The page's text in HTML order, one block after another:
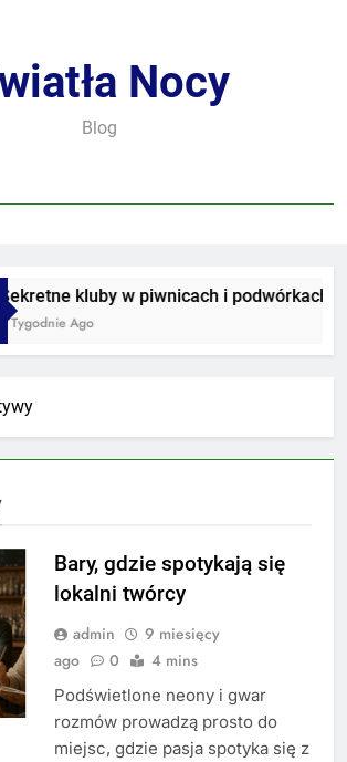
Nocy
Blog
Sekretne kluby w piwnicach i podwórkach
3 Tygodnie Ago
Bary, gdzie spotykają się
lokalni twórcy
admin
9 miesięcy
ago
0 4 mins
Podświetlone neony i gwar
rozmów prowadzą prosto do
miejsc, gdzie pasja spotyka się z